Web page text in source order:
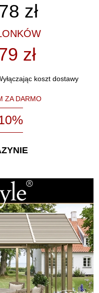
zł
zł
koszt dostawy
ZA DARMO